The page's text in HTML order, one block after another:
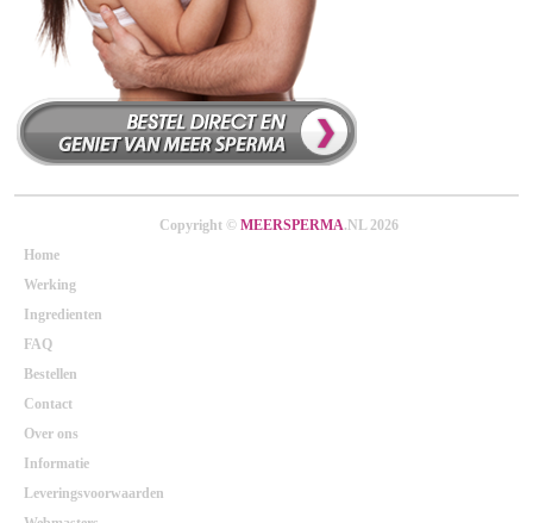
Copyright © MEERSPERMA.NL 2026
Home
Werking
Ingredienten
FAQ
Bestellen
Contact
Over ons
Informatie
Leveringsvoorwaarden